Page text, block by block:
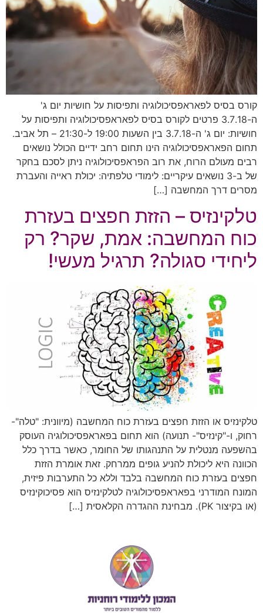
קורס בסיס לפאראפסיכולוגיה ותפיסות על חושיות יום ג'
ה-3.7.18 פרטים לקורס בסיס לפאראפסיכולוגיה ותפיסות על
חושיות: יום ג' ה-3.7.18 בין השעות 19:00 ל-21:30 – תל אביב.
תחום הפאראפסיכולוגיה הינו תחום רחב ידיים הכולל נושאים
רבים מעולם הרוח, את רוב הפראפסיכולוגיה ניתן לסכם בחקר
של ב-3 נושאים עיקריים: לימודי טלפתיה: יכולת ראייה והעברת
מסרים דרך המחשבה […]
טלקינזיס – הזזת חפצים בעזרת
כוח המחשבה: אמת, שקר? רק
ליחידי סגולה? תרגיל מעשי!
טלקינזיס או הזזת חפצים בעזרת כוח המחשבה (מיוונית: "טלה"-
רחוק, ו-"קינזיס"- תנועה) הוא תחום בפאראפסיכולוגיה העוסק
בהשפעה מנטלית על התנהגותו של החומר, כאשר בדרך כלל
הכוונה היא ליכולת להניע גופים ממרחק. זאת אומרת הזזת
חפצים בעזרת כוח המחשבה בלבד וללא כל התערבות פיזית,
המונח המודרני בפאראפסיכולוגיה לטלקינזיס הוא פסיכוקינזיס
(או בקיצור PK). מבחינת ההגדרה הקלאסית […]